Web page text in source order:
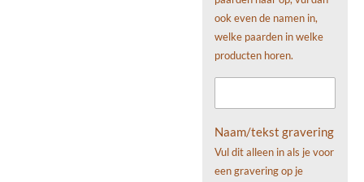
ook even de namen in,
welke paarden in welke
producten horen.
Naam/tekst gravering
Vul dit alleen in als je voor
een gravering op je